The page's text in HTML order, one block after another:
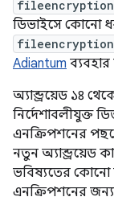
ডিভাইসে কোনো
Adiantum ব্যবহার
অ্যান্ড্রয়েড ১৪
নির্দেশাবলীযুক্ত
এনক্রিপশনের
নতুন অ্যান্ড্রয়েড
ভবিষ্যতের কোনো
এনক্রিপশনের